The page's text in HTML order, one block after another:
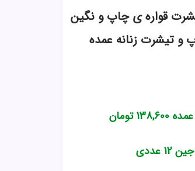
قواره ی چاپ و نگین
و تیشرت زنانه عمده
138,600 تومان
جین 12 عددی